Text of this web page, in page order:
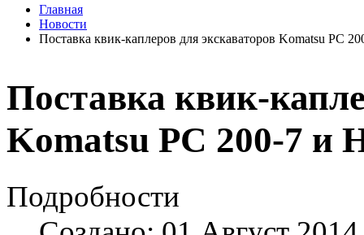
Главная
Новости
Поставка квик-каплеров для экскаваторов Komatsu PC
Поставка квик-
Komatsu PC 200-7 и
Подробности